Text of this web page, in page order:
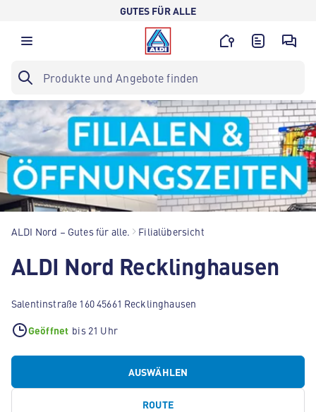
GUTES FÜR ALLE
ALDI Nord – Gutes für alle. Filialübersicht
ALDI Nord Recklinghausen
Salentinstraße 160 45661 Recklinghausen
Geöffnet bis 21 Uhr
AUSWÄHLEN
ROUTE